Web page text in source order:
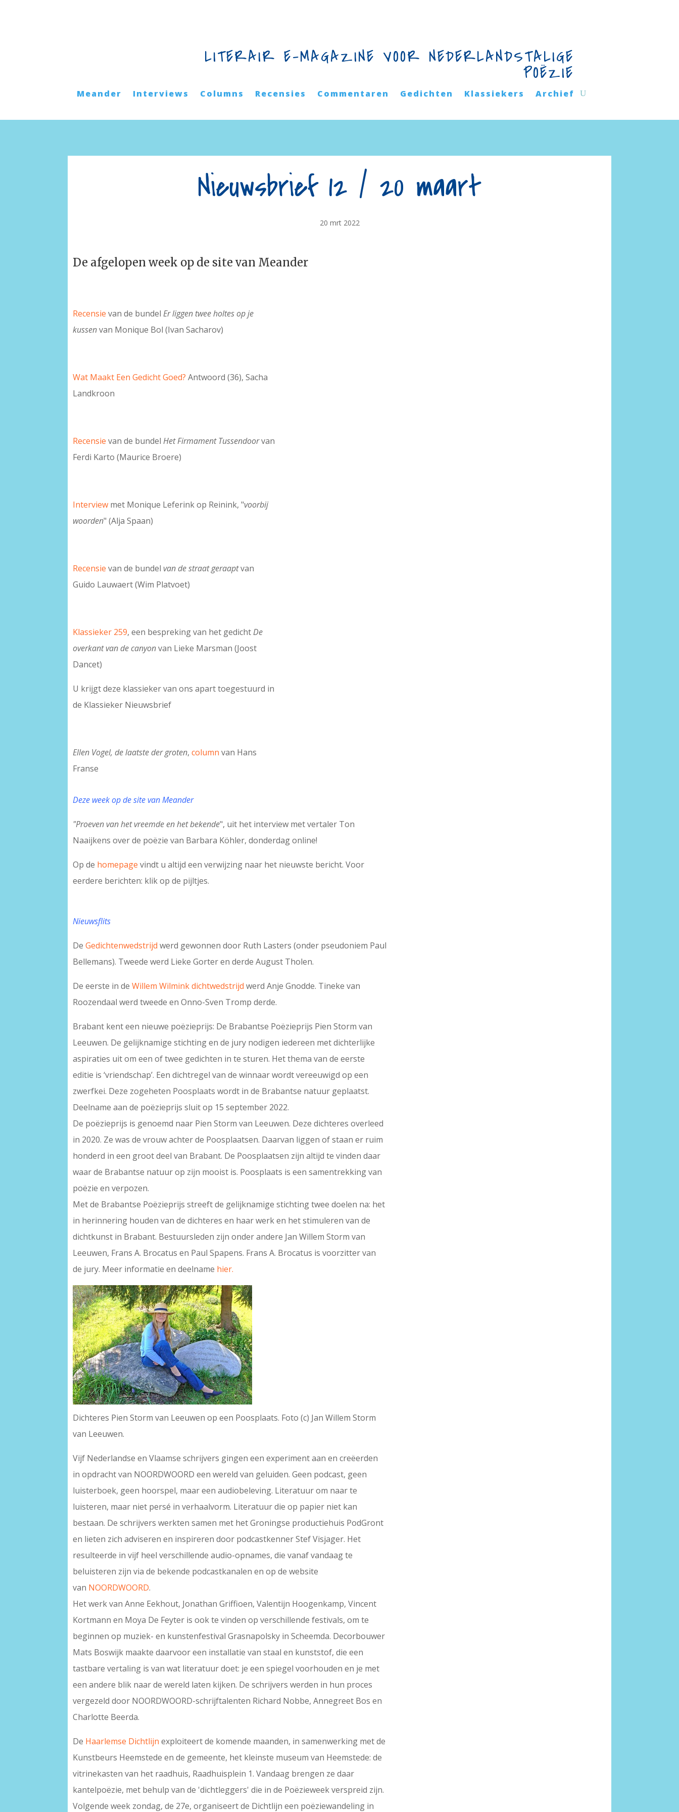
LITERAIR E-MAGAZINE VOOR NEDERLANDSTALIGE
POËZIE
Meander Interviews Columns Recensies Commentaren Gedichten Klassiekers Archief
Nieuwsbrief 12 / 20 maart
20 mrt 2022
De afgelopen week op de site van Meander
Recensie van de bundelEr liggen twee holtes op je
kussenvan Monique Bol (Ivan Sacharov)
Wat Maakt Een Gedicht Goed? Antwoord (36), Sacha
Landkroon
Recensie van de bundelHet Firmament Tussendoorvan
Ferdi Karto (Maurice Broere)
Interview met Monique Leferink op Reinink, "voorbij
woorden" (Alja Spaan)
Recensie van de bundelvan de straat geraaptvan
Guido Lauwaert (Wim Platvoet)
Klassieker 259, een bespreking van het gedichtDe
overkant van de canyonvan Lieke Marsman (Joost
Dancet)
U krijgt deze klassieker van ons apart toegestuurd in
de Klassieker Nieuwsbrief
Ellen Vogel, de laatste der groten,column van Hans
Franse
Deze week op de site van Meander
"Proeven van het vreemde en het bekende", uit het interview met vertaler Ton
Naaijkens over de poëzie van Barbara Köhler, donderdag online!
Op de homepage vindt u altijd een verwijzing naar het nieuwste bericht. Voor
eerdere berichten: klik op de pijltjes.
Nieuwsflits
DeGedichtenwedstrijd werd gewonnen door Ruth Lasters (onder pseudoniem Paul
Bellemans). Tweede werd Lieke Gorter en derde August Tholen.
De eerste in deWillem Wilmink dichtwedstrijd werd Anje Gnodde. Tineke van
Roozendaal werd tweede en Onno-Sven Tromp derde.
Brabant kent een nieuwe poëzieprijs: De Brabantse Poëzieprijs Pien Storm van
Leeuwen. De gelijknamige stichting en de jury nodigen iedereen met dichterlijke
aspiraties uit om een of twee gedichten in te sturen. Het thema van de eerste
editie is ‘vriendschap’. Een dichtregel van de winnaar wordt vereeuwigd op een
zwerfkei. Deze zogeheten Poosplaats wordt in de Brabantse natuur geplaatst.
Deelname aan de poëzieprijs sluit op 15 september 2022.
De poëzieprijs is genoemd naar Pien Storm van Leeuwen. Deze dichteres overleed
in 2020. Ze was de vrouw achter de Poosplaatsen. Daarvan liggen of staan er ruim
honderd in een groot deel van Brabant. De Poosplaatsen zijn altijd te vinden daar
waar de Brabantse natuur op zijn mooist is. Poosplaats is een samentrekking van
poëzie en verpozen.
Met de Brabantse Poëzieprijs streeft de gelijknamige stichting twee doelen na: het
in herinnering houden van de dichteres en haar werk en het stimuleren van de
dichtkunst in Brabant. Bestuursleden zijn onder andere Jan Willem Storm van
Leeuwen, Frans A. Brocatus en Paul Spapens. Frans A. Brocatus is voorzitter van
de jury. Meer informatie en deelname hier.
Dichteres Pien Storm van Leeuwen op een Poosplaats. Foto (c) Jan Willem Storm
van Leeuwen.
Vijf Nederlandse en Vlaamse schrijvers gingen een experiment aan en creëerden
in opdracht van NOORDWOORD een wereld van geluiden. Geen podcast, geen
luisterboek, geen hoorspel, maar een audiobeleving. Literatuur om naar te
luisteren, maar niet persé in verhaalvorm. Literatuur die op papier niet kan
bestaan. De schrijvers werkten samen met het Groningse productiehuis PodGront
en lieten zich adviseren en inspireren door podcastkenner Stef Visjager. Het
resulteerde in vijf heel verschillende audio-opnames, die vanaf vandaag te
beluisteren zijn via de bekende podcastkanalen en op de website
van NOORDWOORD.
Het werk van Anne Eekhout, Jonathan Griffioen, Valentijn Hoogenkamp, Vincent
Kortmann en Moya De Feyter is ook te vinden op verschillende festivals, om te
beginnen op muziek- en kunstenfestival Grasnapolsky in Scheemda. Decorbouwer
Mats Boswijk maakte daarvoor een installatie van staal en kunststof, die een
tastbare vertaling is van wat literatuur doet: je een spiegel voorhouden en je met
een andere blik naar de wereld laten kijken. De schrijvers werden in hun proces
vergezeld door NOORDWOORD-schrijftalenten Richard Nobbe, Annegreet Bos en
Charlotte Beerda.
De Haarlemse Dichtlijn exploiteert de komende maanden, in samenwerking met de
Kunstbeurs Heemstede en de gemeente, het kleinste museum van Heemstede: de
vitrinekasten van het raadhuis, Raadhuisplein 1. Vandaag brengen ze daar
kantelpoëzie, met behulp van de 'dichtleggers' die in de Poëzieweek verspreid zijn.
Volgende week zondag, de 27e, organiseert de Dichtlijn een poëziewandeling in